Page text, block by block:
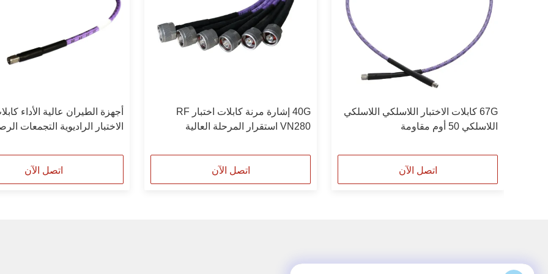
67G كابلات الاختبار اللاسلكي اللاسلكي
اللاسلكي 50 أوم مقاومة
اتصل الآن
40G إشارة مرنة كابلات اختبار RF
VN280 استقرار المرحلة العالية
اتصل الآن
أجهزة الطيران عالية الأداء
الاختبار الراديوية التجمعات
اتصل الآن